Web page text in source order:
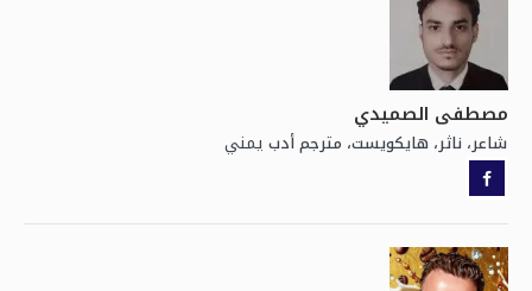
مصطفى الصميدي
شاعر، ناثر، هايكويست، مترجم أدب يمني